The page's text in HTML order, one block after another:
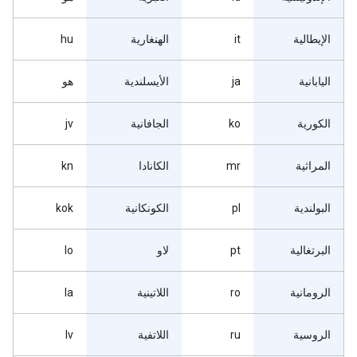
الإيطالية it الهنغارية hu
اليابانية ja الأيسلندية هو
الكورية ko الجافانية jv
المراثية mr الكانادا kn
البولندية pl الكونكانية kok
البرتغالية pt لاو lo
الرومانية ro اللاتينية la
الروسية ru اللاتفية lv